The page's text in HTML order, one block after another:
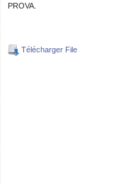
PROVA.
Télécharger File